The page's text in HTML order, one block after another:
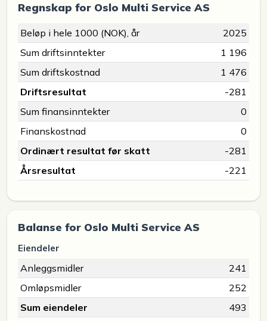
Regnskap for Oslo Multi Service AS
Beløp i hele 1000 (NOK), år
2025
Sum driftsinntekter
1 196
Sum driftskostnad
1 476
Driftsresultat
-281
Sum finansinntekter
0
Finanskostnad
0
Ordinært resultat før skatt
-281
Årsresultat
-221
Balanse for Oslo Multi Service AS
Eiendeler
Anleggsmidler
241
Omløpsmidler
252
Sum eiendeler
493